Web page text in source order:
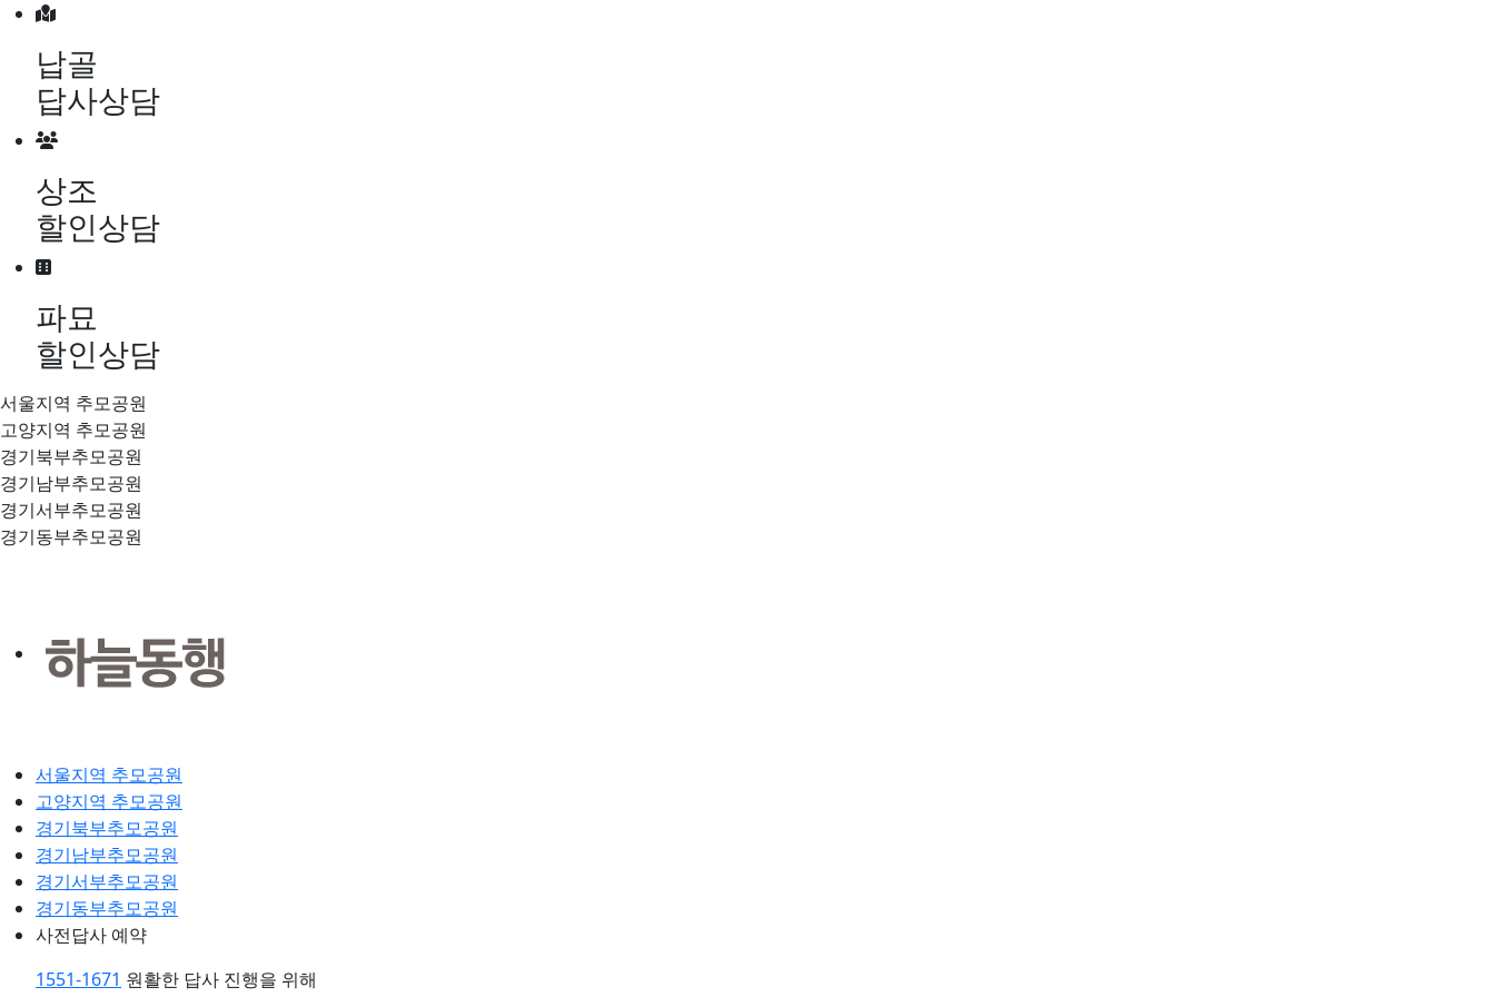
메뉴 건너뛰기
납골
답사상담
상조
할인상담
파묘
할인상담
서울지역 추모공원
고양지역 추모공원
경기북부추모공원
경기남부추모공원
경기서부추모공원
경기동부추모공원
서울지역 추모공원
고양지역 추모공원
경기북부추모공원
경기남부추모공원
경기서부추모공원
경기동부추모공원
사전답사 예약
1551-1671 원활한 답사 진행을 위해